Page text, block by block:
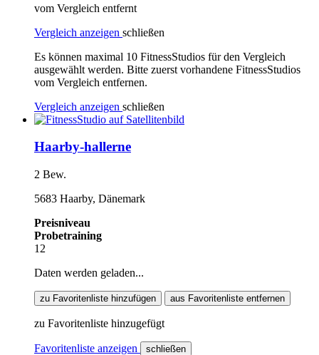
vom Vergleich entfernt
Vergleich anzeigen schließen
Es können maximal 10 FitnessStudios für den Vergleich
ausgewählt werden. Bitte zuerst vorhandene FitnessStudios
vom Vergleich entfernen.
Vergleich anzeigen schließen
Haarby-hallerne
2 Bew.
5683 Haarby, Dänemark
Preisniveau
Probetraining
12
Daten werden geladen...
zu Favoritenliste hinzufügen aus Favoritenliste entfernen
zu Favoritenliste hinzugefügt
Favoritenliste anzeigen schließen